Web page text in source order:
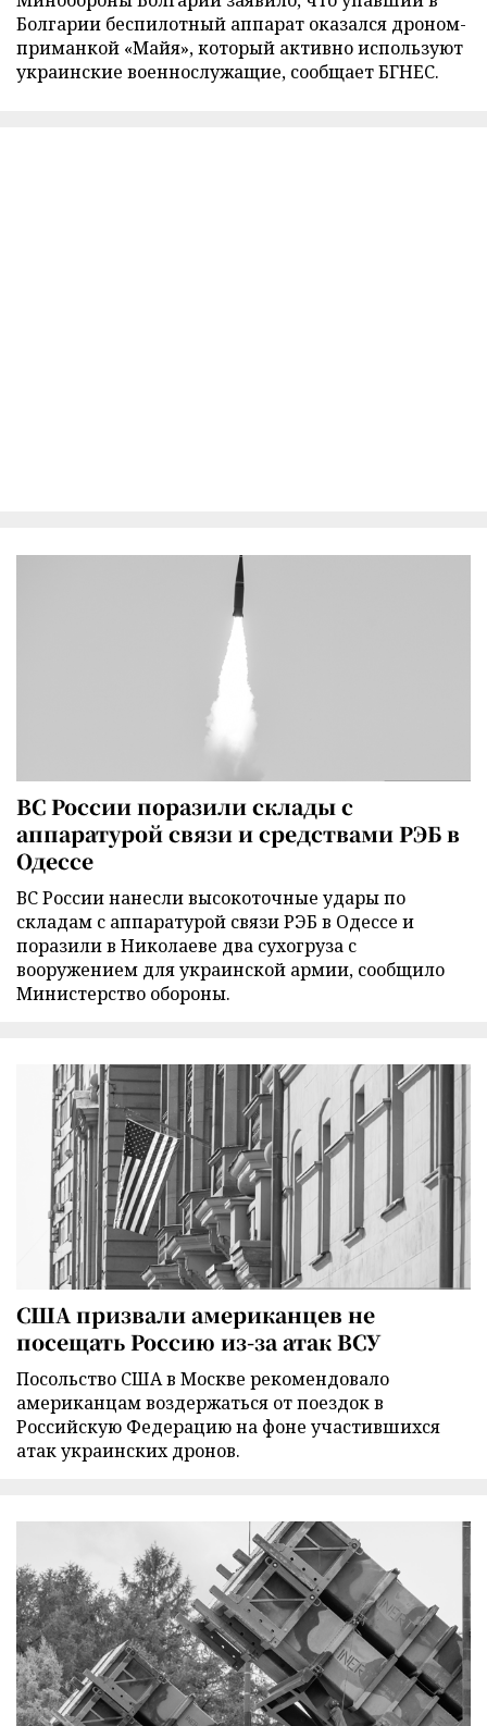
Болгарии беспилотный аппарат оказался дроном-
приманкой «Майя», который активно используют
украинские военнослужащие, сообщает БГНЕС.
ВС России поразили склады с
аппаратурой связи и средствами РЭБ в
Одессе
ВС России нанесли высокоточные удары по
складам с аппаратурой связи РЭБ в Одессе и
поразили в Николаеве два сухогруза с
вооружением для украинской армии, сообщило
Министерство обороны.
США призвали американцев не
посещать Россию из-за атак ВСУ
Посольство США в Москве рекомендовало
американцам воздержаться от поездок в
Российскую Федерацию на фоне участившихся
атак украинских дронов.